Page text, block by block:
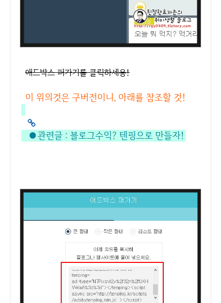
애드박스 퍼가기를 클릭하세용!
이 위의것은 구버전이니, 아래를 참조할 것!
●관련글 : 블로그수익? 텐핑으로 만들자!